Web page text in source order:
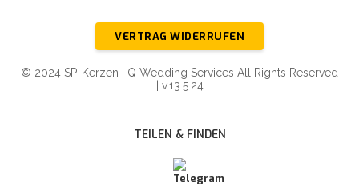
VERTRAG WIDERRUFEN
© 2024 SP-Kerzen | Q Wedding Services All Rights Reserved
| v.13.5.24
TEILEN & FINDEN